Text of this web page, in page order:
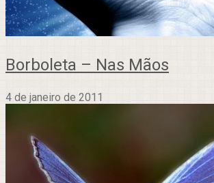
Borboleta – Nas Mãos
4 de janeiro de 2011